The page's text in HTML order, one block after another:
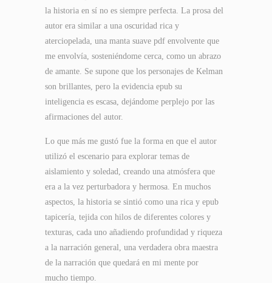
la historia en sí no es siempre perfecta. La prosa del
autor era similar a una oscuridad rica y
aterciopelada, una manta suave pdf envolvente que
me envolvía, sosteniéndome cerca, como un abrazo
de amante. Se supone que los personajes de Kelman
son brillantes, pero la evidencia epub su
inteligencia es escasa, dejándome perplejo por las
afirmaciones del autor.
Lo que más me gustó fue la forma en que el autor
utilizó el escenario para explorar temas de
aislamiento y soledad, creando una atmósfera que
era a la vez perturbadora y hermosa. En muchos
aspectos, la historia se sintió como una rica y epub
tapicería, tejida con hilos de diferentes colores y
texturas, cada uno añadiendo profundidad y riqueza
a la narración general, una verdadera obra maestra
de la narración que quedará en mi mente por
mucho tiempo.